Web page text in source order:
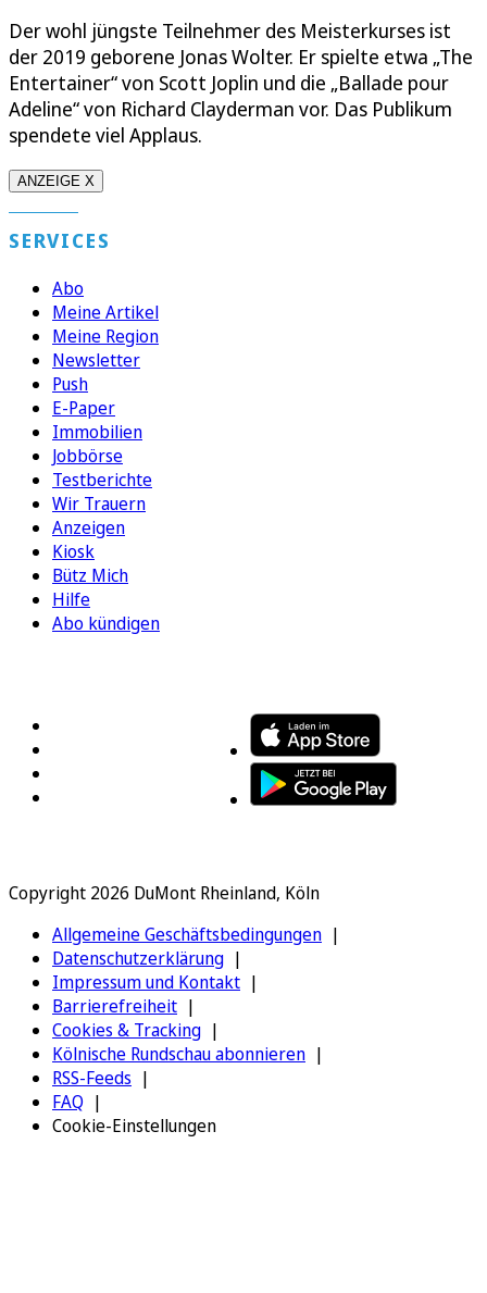
Der wohl jüngste Teilnehmer des Meisterkurses ist
der 2019 geborene Jonas Wolter. Er spielte etwa „The
Entertainer“ von Scott Joplin und die „Ballade pour
Adeline“ von Richard Clayderman vor. Das Publikum
spendete viel Applaus.
ANZEIGE X
SERVICES
Abo
Meine Artikel
Meine Region
Newsletter
Push
E-Paper
Immobilien
Jobbörse
Testberichte
Wir Trauern
Anzeigen
Kiosk
Bütz Mich
Hilfe
Abo kündigen
Copyright 2026 DuMont Rheinland, Köln
Allgemeine Geschäftsbedingungen
Datenschutzerklärung
Impressum und Kontakt
Barrierefreiheit
Cookies & Tracking
Kölnische Rundschau abonnieren
RSS-Feeds
FAQ
Cookie-Einstellungen